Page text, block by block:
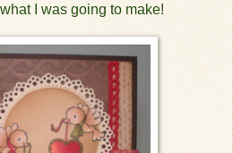
I was going to make!